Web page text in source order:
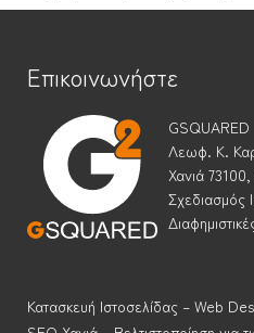
Επικοινωνήστε
GSQUARED
Λεωφ. Κ.
Χανιά
Σχεδιασμός
Κατασκευή Ιστοσελίδας – Web